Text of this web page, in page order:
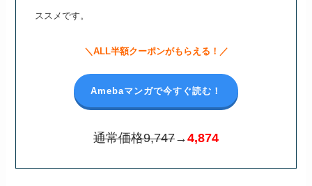
ススメです。
＼ALL半額クーポンがもらえる！／
Amebaマンガで今すぐ読む！
通常価格9,747→4,874